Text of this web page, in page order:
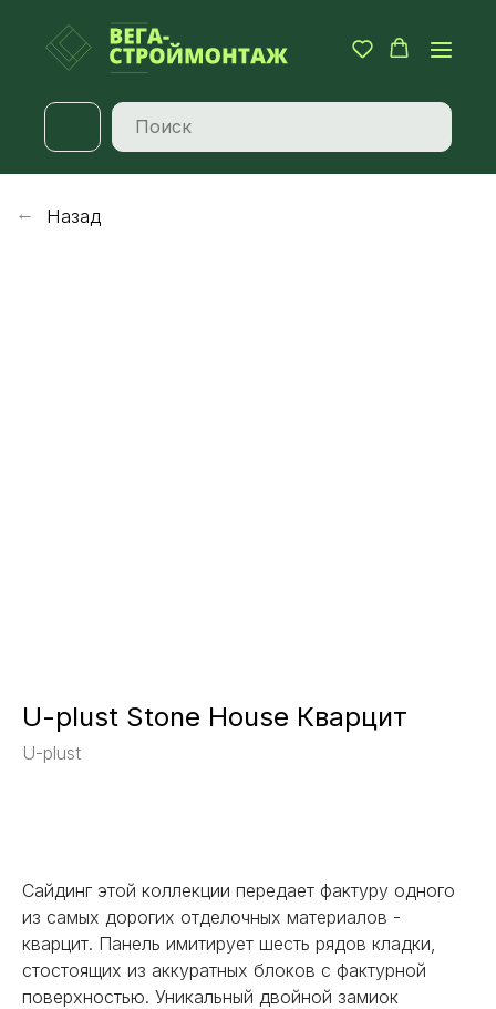
Назад
U-plust Stone House Кварцит
U-plust
Сайдинг этой коллекции передает фактуру одного
из самых дорогих отделочных материалов -
кварцит. Панель имитирует шесть рядов кладки,
стостоящих из аккуратных блоков с фактурной
поверхностью. Уникальный двойной замиок